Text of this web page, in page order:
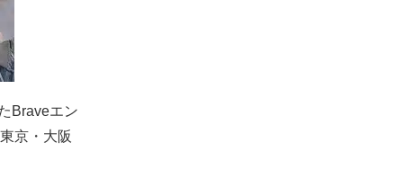
Braveエン
京・大阪